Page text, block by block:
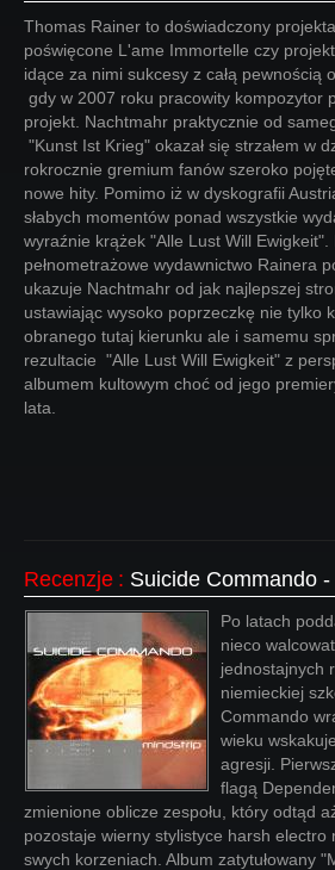
Thomas Rainer to doświadczony
poświęcone L'ame Immortelle czy
idące za nimi sukcesy z całą pewnością
gdy w 2007 roku pracowity kompozytor
projekt. Nachtmahr praktycznie od
"Kunst Ist Krieg" okazał się strzałem w
rokrocznie gremium fanów szeroko
nowe hity. Pomimo iż w dyskografii
słabych momentów ponad wszystkie
wyraźnie krążek "Alle Lust Will Ewigkeit".
pełnometrażowe wydawnictwo Rainera
ukazuje Nachtmahr od jak najlepszej
ustawiając wysoko poprzeczkę nie tylko
obranego tutaj kierunku ale i samemu
rezultacie "Alle Lust Will Ewigkeit" z
albumem kultowym choć od jego
lata.
Recenzje : Suicide Commando
Po latach
nieco
jednostajnych
niemieckiej
Commando
wieku
agresji.
flagą
zmienione oblicze zespołu, który odtąd
pozostaje wierny stylistyce harsh electro
swych korzeniach. Album zatytułowany